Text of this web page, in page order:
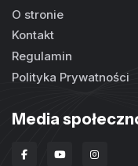
O stronie
Kontakt
Regulamin
Polityka Prywatności
Media